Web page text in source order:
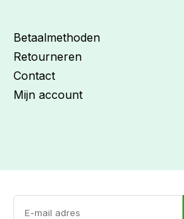
Betaalmethoden
Retourneren
Contact
Mijn account